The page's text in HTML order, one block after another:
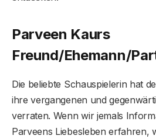
Parveen Kaurs
Freund/Ehemann/
Die beliebte Schauspielerin hat
ihre vergangenen und
verraten. Wenn wir jemals
Parveens Liebesleben erfahren,